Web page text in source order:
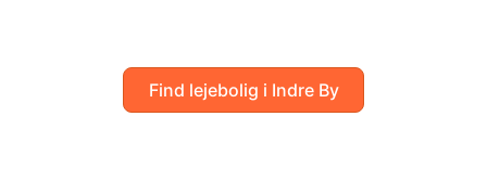
Find lejebolig i Indre By